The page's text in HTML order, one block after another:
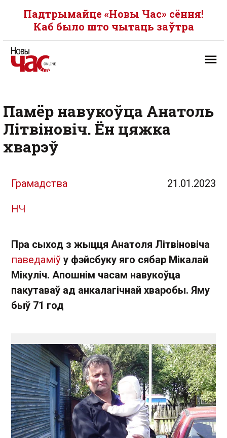
Падтрымайце «Новы Час» сёння!
Каб было што чытаць заўтра
Памёр навукоўца Анатоль
Літвіновіч. Ён цяжка
хварэў
Грамадства 21.01.2023
НЧ
Пра сыход з жыцця Анатоля Літвіновіча
паведаміў у фэйсбуку яго сябар Мікалай
Мікуліч. Апошнім часам навукоўца
пакутаваў ад анкалагічнай хваробы. Яму
быў 71 год